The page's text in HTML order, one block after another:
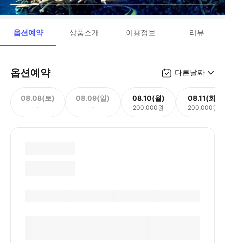
옵션예약 상품소개 이용정보 리뷰
옵션예약 다른날짜
08.08(토)
-
08.09(일)
-
08.10(월)
200,000원
08.11(화)
200,000원